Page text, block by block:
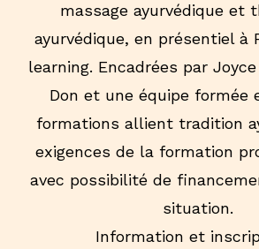
massage ayurvédique et
ayurvédique, en présentiel à
learning. Encadrées par
Don et une équipe formée
formations allient tradition
exigences de la formation
avec possibilité de
situation.
Information et